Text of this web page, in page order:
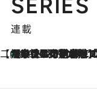
SERIES
連載
【CREA×星野リゾート】唯一無二。癒しと発
2026.8.7
【トンボの足水浴】ヒノキの香りに包まれて涼感マックス！約13℃の湧水かけ流しを避暑地「